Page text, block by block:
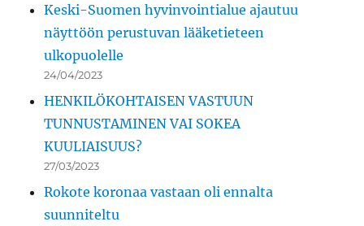
Keski-Suomen hyvinvointialue ajautuu
näyttöön perustuvan lääketieteen
ulkopuolelle
24/04/2023
HENKILÖKOHTAISEN VASTUUN
TUNNUSTAMINEN VAI SOKEA
KUULIAISUUS?
27/03/2023
Rokote koronaa vastaan oli ennalta
suunniteltu